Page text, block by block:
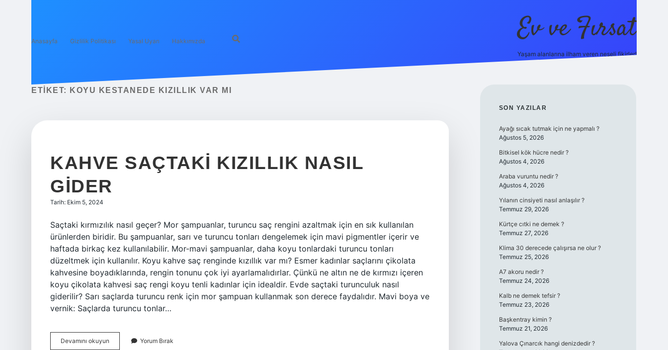
Anasayfa Gizlilik Politikası Yasal Uyarı Hakkımızda Ev ve Fırsat
Yaşam alanlarına ilham veren neşeli fikirler!
ETIKET: KOYU KESTANEDE KIZILLIK VAR MI
KAHVE SAÇTAKI KIZILLIK NASIL
GIDER
Tarih: Ekim 5, 2024
Saçtaki kırmızılık nasıl geçer? Mor şampuanlar, turuncu saç rengini azaltmak için en sık kullanılan
ürünlerden biridir. Bu şampuanlar, sarı ve turuncu tonları dengelemek için mavi pigmentler içerir ve
haftada birkaç kez kullanılabilir. Mor-mavi şampuanlar, daha koyu tonlardaki turuncu tonları
düzeltmek için kullanılır. Koyu kahve saç renginde kızıllık var mı? Esmer kadınlar saçlarını çikolata
kahvesine boyadıklarında, rengin tonunu çok iyi ayarlamalıdırlar. Çünkü ne altın ne de kırmızı içeren
koyu çikolata kahvesi saç rengi koyu tenli kadınlar için idealdir. Evde saçtaki turunculuk nasıl
giderilir? Sarı saçlarda turuncu renk için mor şampuan kullanmak son derece faydalıdır. Mavi boya ve
vernik: Saçlarda turuncu tonlar…
Devamını okuyun Yorum Bırak
SIDEBAR
SON YAZILAR
Ayağı sıcak tutmak için ne yapmalı ?
Ağustos 5, 2026
Bitkisel kök hücre nedir ?
Ağustos 4, 2026
Araba vuruntu nedir ?
Ağustos 4, 2026
Yılanın cinsiyeti nasıl anlaşılır ?
Temmuz 29, 2026
Kürtçe cıtki ne demek ?
Temmuz 27, 2026
Klima 30 derecede çalışırsa ne olur ?
Temmuz 25, 2026
A7 akoru nedir ?
Temmuz 24, 2026
Kalb ne demek tefsir ?
Temmuz 23, 2026
Başkentray kimin ?
Temmuz 21, 2026
Yalova Çınarcık hangi denizdedir ?